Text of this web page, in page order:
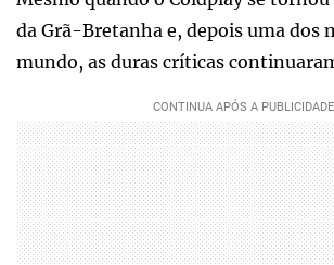
da Grã-Bretanha e, depois uma dos
mundo, as duras críticas